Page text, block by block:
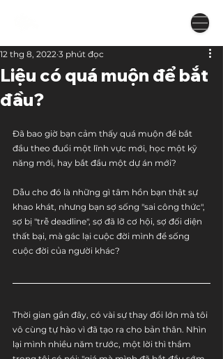
Liệu có quá muộn để bắt
đầu?
12 thg 8, 2022 3 phút đọc
Đã bao giờ bạn cảm thấy quá muộn để bắt
đầu theo đuổi một lĩnh vực mới, học một kỹ
năng mới, hay bắt đầu một dự án mới?
Dẫu cho đó là những gì tâm hồn bạn thật sự
khao khát, nhưng bạn sợ sống "sai công thức",
sợ bị "trễ deadline", sợ đã lỡ cơ hội, sợ đối diện
thất bại, mà gác lại cuộc đời mình để sống
cuộc đời của người khác?
Thời gian gần đây, có vài sự thay đổi lớn mà tôi
vô cùng tự hào vì đã tạo ra cho bản thân. Nhìn
lại mình nhiều năm trước, một lời thì thầm